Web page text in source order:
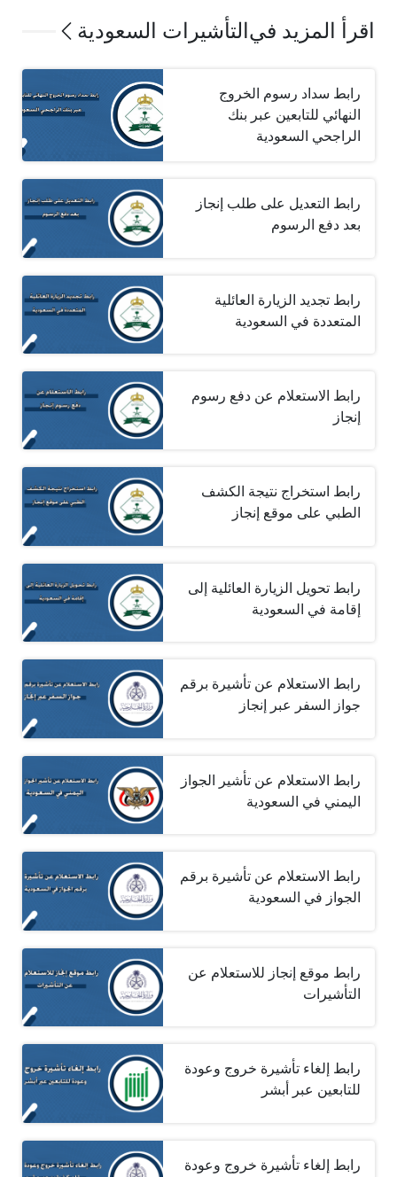
اقرأ المزيد في التأشيرات السعودية
رابط سداد رسوم الخروج
النهائي للتابعين عبر بنك
الراجحي السعودية
رابط التعديل على طلب إنجاز
بعد دفع الرسوم
رابط تجديد الزيارة العائلية
المتعددة في السعودية
رابط الاستعلام عن دفع رسوم
إنجاز
رابط استخراج نتيجة الكشف
الطبي على موقع إنجاز
رابط تحويل الزيارة العائلية إلى
إقامة في السعودية
رابط الاستعلام عن تأشيرة برقم
جواز السفر عبر إنجاز
رابط الاستعلام عن تأشير الجواز
اليمني في السعودية
رابط الاستعلام عن تأشيرة برقم
الجواز في السعودية
رابط موقع إنجاز للاستعلام عن
التأشيرات
رابط إلغاء تأشيرة خروج وعودة
للتابعين عبر أبشر
رابط إلغاء تأشيرة خروج وعودة